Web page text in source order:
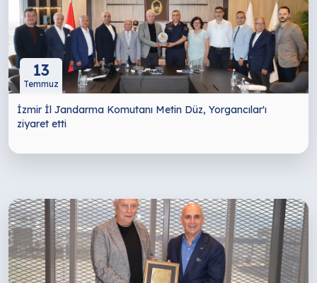
13
Temmuz
İzmir İl Jandarma Komutanı Metin Düz, Yorgancılar'ı
ziyaret etti